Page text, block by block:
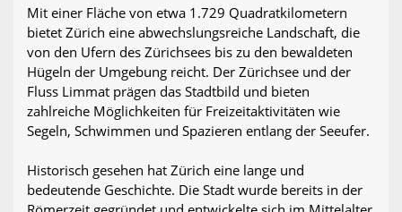
Mit einer Fläche von etwa 1.729 Quadratkilometern
bietet Zürich eine abwechslungsreiche Landschaft, die
von den Ufern des Zürichsees bis zu den bewaldeten
Hügeln der Umgebung reicht. Der Zürichsee und der
Fluss Limmat prägen das Stadtbild und bieten
zahlreiche Möglichkeiten für Freizeitaktivitäten wie
Segeln, Schwimmen und Spazieren entlang der Seeufer.
Historisch gesehen hat Zürich eine lange und
bedeutende Geschichte. Die Stadt wurde bereits in der